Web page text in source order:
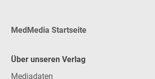
MedMedia Startseite
Über unseren Verlag
Mediadaten